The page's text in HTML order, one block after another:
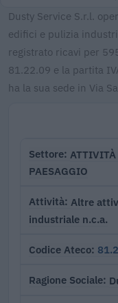
Dusty Service S.r.l.
edifici e pulizia
registrato ricavi per
81.22.09 e la partita
ha la sua sede in Via
Settore
PAESAGGIO
Attività Altre
industriale n.c.a.
Codice Ateco
Ragione Sociale